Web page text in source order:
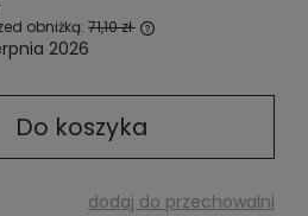
obniżką: 71,10 zł
cena od
2026
Do koszyka
dodaj do przechowalni